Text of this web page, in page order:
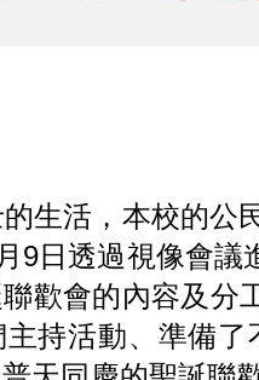
生活，本校的公
9日透過視像會
歡會的內容及分
持活動、準備